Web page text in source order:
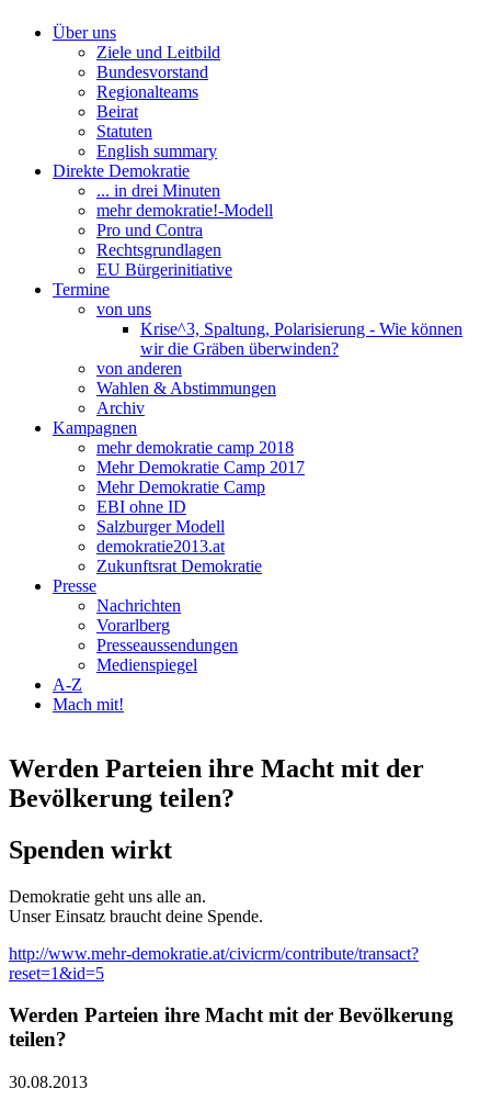
Über uns
Ziele und Leitbild
Bundesvorstand
Regionalteams
Beirat
Statuten
English summary
Direkte Demokratie
... in drei Minuten
mehr demokratie!-Modell
Pro und Contra
Rechtsgrundlagen
EU Bürgerinitiative
Termine
von uns
Krise^3, Spaltung, Polarisierung - Wie können
wir die Gräben überwinden?
von anderen
Wahlen & Abstimmungen
Archiv
Kampagnen
mehr demokratie camp 2018
Mehr Demokratie Camp 2017
Mehr Demokratie Camp
EBI ohne ID
Salzburger Modell
demokratie2013.at
Zukunftsrat Demokratie
Presse
Nachrichten
Vorarlberg
Presseaussendungen
Medienspiegel
A-Z
Mach mit!
Werden Parteien ihre Macht mit der
Bevölkerung teilen?
Spenden wirkt
Demokratie geht uns alle an.
Unser Einsatz braucht deine Spende.
http://www.mehr-demokratie.at/civicrm/contribute/transact?
reset=1&id=5
Werden Parteien ihre Macht mit der Bevölkerung
teilen?
30.08.2013